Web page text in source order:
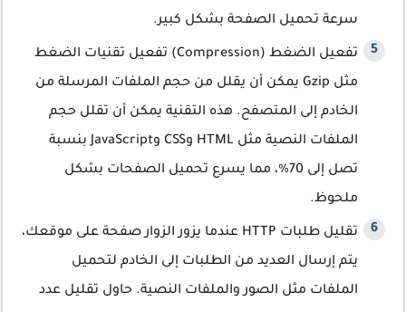
سرعة تحميل الصفحة بشكل كبير.
تفعيل الضغط (Compression) تفعيل تقنيات الضغط
مثل Gzip يمكن أن يقلل من حجم الملفات المرسلة من
الخادم إلى المتصفح. هذه التقنية يمكن أن تقلل حجم
الملفات النصية مثل HTML وCSS وJavaScript بنسبة
تصل إلى 70%، مما يسرع تحميل الصفحات بشكل
ملحوظ.
تقليل طلبات HTTP عندما يزور الزوار صفحة على موقعك،
يتم إرسال العديد من الطلبات إلى الخادم لتحميل
الملفات مثل الصور والملفات النصية. حاول تقليل عدد